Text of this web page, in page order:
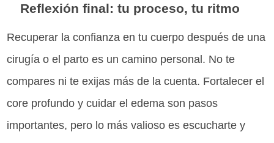
Reflexión final: tu proceso, tu ritmo
Recuperar la confianza en tu cuerpo después de una
cirugía o el parto es un camino personal. No te
compares ni te exijas más de la cuenta. Fortalecer el
core profundo y cuidar el edema son pasos
importantes, pero lo más valioso es escucharte y